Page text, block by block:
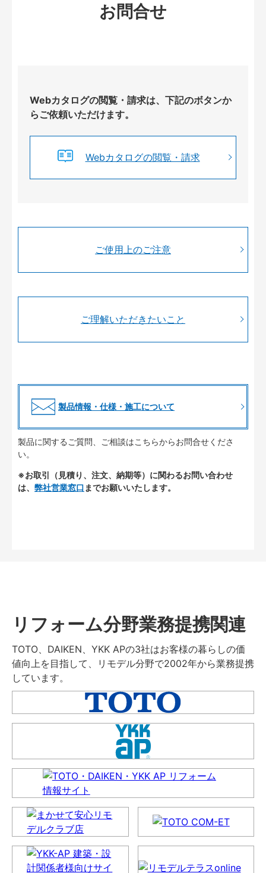
お問合せ
Webカタログの閲覧・請求は、下記のボタンか
らご依頼いただけます。
Webカタログの閲覧・請求
ご使用上のご注意
ご理解いただきたいこと
製品情報・仕様・施工について
製品に関するご質問、ご相談はこちらからお問合せくださ
い。
※お取引（見積り、注文、納期等）に関わるお問い合わせ
は、 弊社営業窓口 までお願いいたします。
リフォーム分野業務提携関連
TOTO、DAIKEN、YKK APの3社はお客様の暮らしの価
値向上を目指して、リモデル分野で2002年から業務提携
しています。